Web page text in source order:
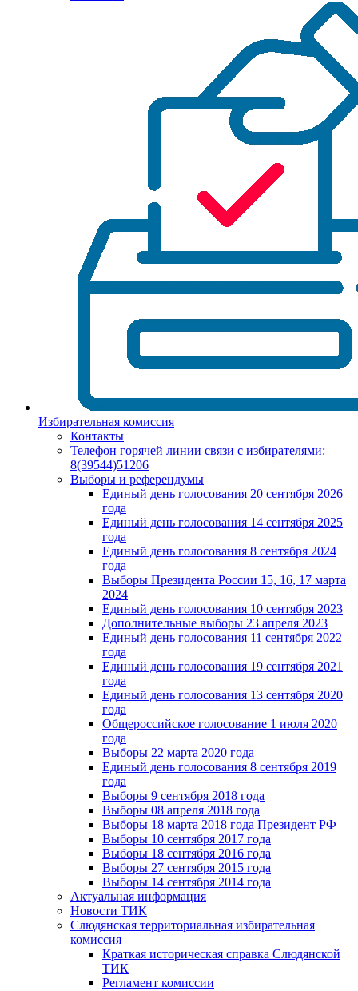
Избирательная комиссия
Контакты
Телефон горячей линии связи с избирателями:
8(39544)51206
Выборы и референдумы
Единый день голосования 20 сентября 2026
года
Единый день голосования 14 сентября 2025
года
Единый день голосования 8 сентября 2024
года
Выборы Президента России 15, 16, 17 марта
2024
Единый день голосования 10 сентября 2023
Дополнительные выборы 23 апреля 2023
Единый день голосования 11 сентября 2022
года
Единый день голосования 19 сентября 2021
года
Единый день голосования 13 сентября 2020
года
Общероссийское голосование 1 июля 2020
года
Выборы 22 марта 2020 года
Единый день голосования 8 сентября 2019
года
Выборы 9 сентября 2018 года
Выборы 08 апреля 2018 года
Выборы 18 марта 2018 года Президент РФ
Выборы 10 сентября 2017 года
Выборы 18 сентября 2016 года
Выборы 27 сентября 2015 года
Выборы 14 сентября 2014 года
Актуальная информация
Новости ТИК
Слюдянская территориальная избирательная
комиссия
Краткая историческая справка Слюдянской
ТИК
Регламент комиссии